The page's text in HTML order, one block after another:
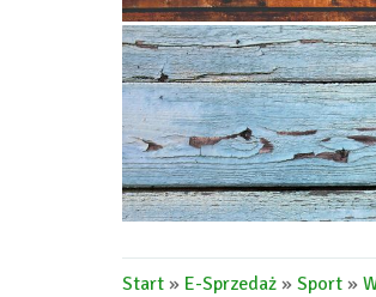
Start » E-Sprzedaż » Sport »